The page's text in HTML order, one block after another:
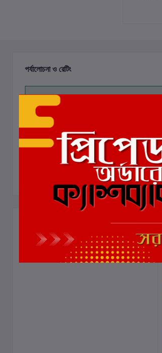
পর্যালোচনা ও রেটিং
0